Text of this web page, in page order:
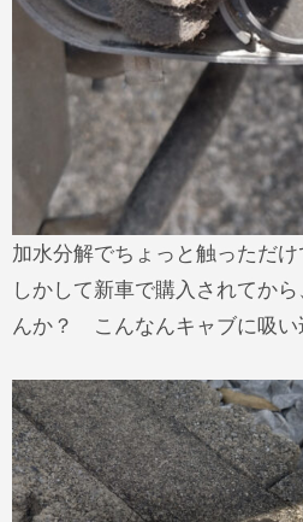
加水分解でちょっと触っただ
しかして新車で購入されてか
んか？ こんなんキャブに吸い